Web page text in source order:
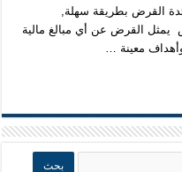
القرض بطريقة سهلة,
يمثل القرض عن أي مبالغ مالية
معينة …